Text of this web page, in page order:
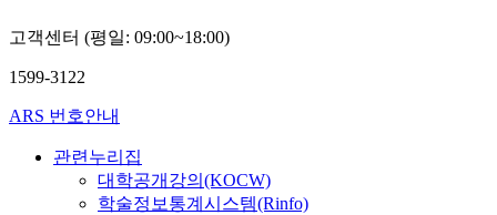
고객센터 (평일: 09:00~18:00)
1599-3122
ARS 번호안내
관련누리집
대학공개강의(KOCW)
학술정보통계시스템(Rinfo)